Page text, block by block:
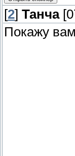
[2] Танча
Покажу